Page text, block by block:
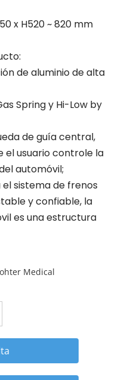
x H520 ~ 820 mm
de aluminio de alta
Spring y Hi-Low by
de guía central,
el usuario controle la
automóvil;
sistema de frenos
y confiable, la
es una estructura
Medical